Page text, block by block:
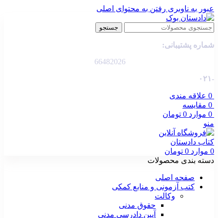
عبور به ناوبری رفتن به محتوای اصلی
جستجو
شماره پشتیبانی:
66482026
-۰۲۱
0 علاقه مندی
0 مقایسه
0 موارد 0 تومان
منو
0 موارد 0 تومان
دسته بندی محصولات
صفحه اصلی
کتب آزمونی و منابع کمکی
وکالت
حقوق مدنی
آیین دادرسی مدنی